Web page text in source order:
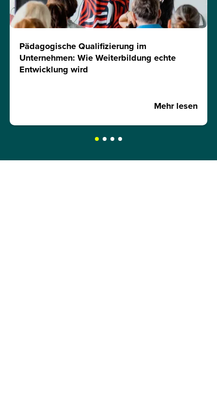
Pädagogische Qualifizierung im
Unternehmen: Wie Weiterbildung echte
Entwicklung wird
Mehr lesen